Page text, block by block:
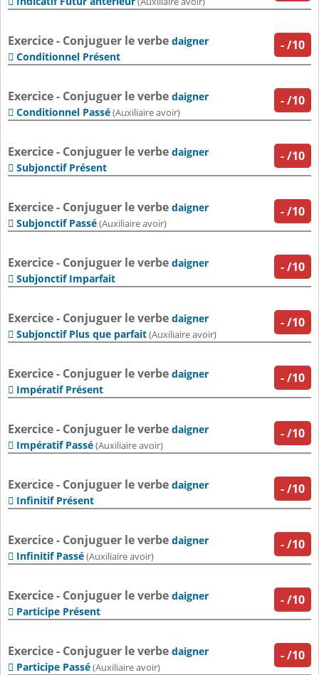
-/10
Exercice - Conjuguer le verbe daigner
 Conditionnel Présent
-/10
Exercice - Conjuguer le verbe daigner
 Conditionnel Passé(Auxiliaire avoir)
-/10
Exercice - Conjuguer le verbe daigner
 Subjonctif Présent
-/10
Exercice - Conjuguer le verbe daigner
 Subjonctif Passé(Auxiliaire avoir)
-/10
Exercice - Conjuguer le verbe daigner
 Subjonctif Imparfait
-/10
Exercice - Conjuguer le verbe daigner
 Subjonctif Plus que parfait(Auxiliaire avoir)
-/10
Exercice - Conjuguer le verbe daigner
 Impératif Présent
-/10
Exercice - Conjuguer le verbe daigner
 Impératif Passé(Auxiliaire avoir)
-/10
Exercice - Conjuguer le verbe daigner
 Infinitif Présent
-/10
Exercice - Conjuguer le verbe daigner
 Infinitif Passé(Auxiliaire avoir)
-/10
Exercice - Conjuguer le verbe daigner
 Participe Présent
-/10
Exercice - Conjuguer le verbe daigner
 Participe Passé(Auxiliaire avoir)